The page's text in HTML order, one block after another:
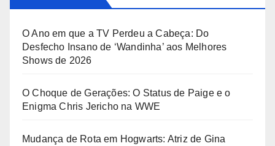
O Ano em que a TV Perdeu a Cabeça: Do
Desfecho Insano de ‘Wandinha’ aos Melhores
Shows de 2026
O Choque de Gerações: O Status de Paige e o
Enigma Chris Jericho na WWE
Mudança de Rota em Hogwarts: Atriz de Gina